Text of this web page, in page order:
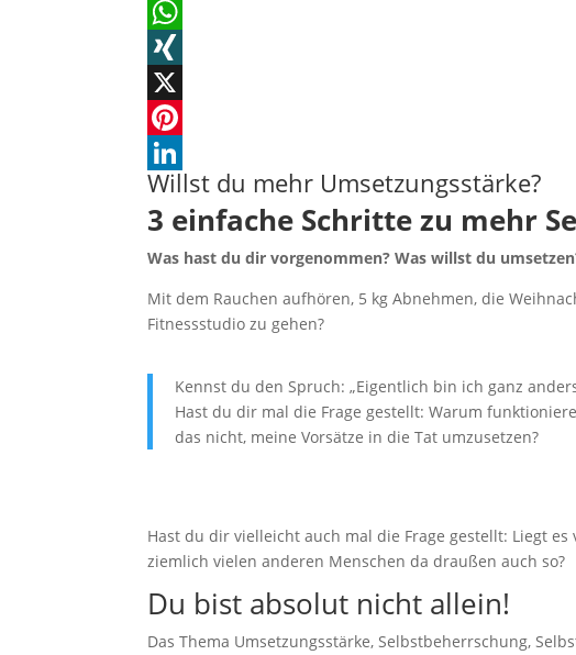
F
a
c
e
b
o
o
k
W
h
a
s
A
p
p
X
I
N
G
X
P
i
n
t
e
r
L
i
n
k
e
Willst du mehr Umsetzungsstärke?
3 einfache Schritte zu mehr
Was hast du dir vorgenommen? Was willst du
Mit dem Rauchen aufhören, 5 kg Abnehmen, die
Fitnessstudio zu gehen?
Kennst du den Spruch: „Eigentlich bin ich ganz
Hast du dir mal die Frage gestellt: Warum
das nicht, meine Vorsätze in die Tat umzusetzen?
Hast du dir vielleicht auch mal die Frage gestellt: Liegt
ziemlich vielen anderen Menschen da draußen auch so?
Du bist absolut nicht allein!
Das Thema Umsetzungsstärke, Selbstbeherrschung,